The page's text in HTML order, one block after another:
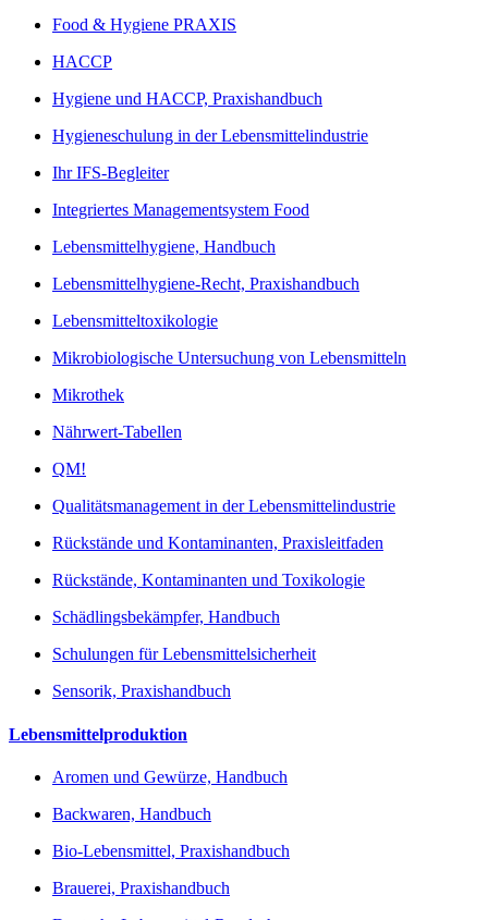
Food & Hygiene PRAXIS
HACCP
Hygiene und HACCP, Praxishandbuch
Hygieneschulung in der Lebensmittelindustrie
Ihr IFS-Begleiter
Integriertes Managementsystem Food
Lebensmittelhygiene, Handbuch
Lebensmittelhygiene-Recht, Praxishandbuch
Lebensmitteltoxikologie
Mikrobiologische Untersuchung von Lebensmitteln
Mikrothek
Nährwert-Tabellen
QM!
Qualitätsmanagement in der Lebensmittelindustrie
Rückstände und Kontaminanten, Praxisleitfaden
Rückstände, Kontaminanten und Toxikologie
Schädlingsbekämpfer, Handbuch
Schulungen für Lebensmittelsicherheit
Sensorik, Praxishandbuch
Lebensmittelproduktion
Aromen und Gewürze, Handbuch
Backwaren, Handbuch
Bio-Lebensmittel, Praxishandbuch
Brauerei, Praxishandbuch